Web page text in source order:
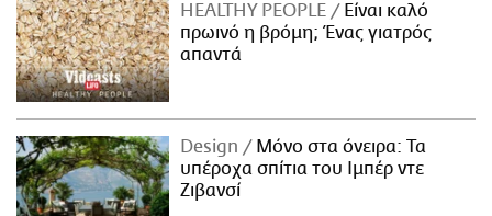
HEALTHY PEOPLE
Είναι καλό
πρωινό η βρόμη; Ένας γιατρός
απαντά
Design
Μόνο στα όνειρα: Τα
υπέροχα σπίτια του Ιμπέρ ντε
Ζιβανσί